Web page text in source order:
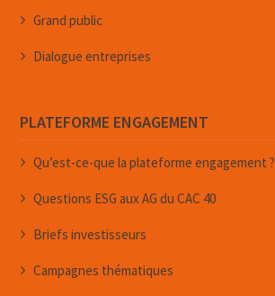
Grand public
Dialogue entreprises
PLATEFORME ENGAGEMENT
Qu’est-ce-que la plateforme engagement ?
Questions ESG aux AG du CAC 40
Briefs investisseurs
Campagnes thématiques